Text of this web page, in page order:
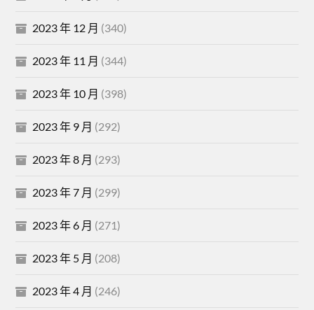
2023 年 12 月 (340)
2023 年 11 月 (344)
2023 年 10 月 (398)
2023 年 9 月 (292)
2023 年 8 月 (293)
2023 年 7 月 (299)
2023 年 6 月 (271)
2023 年 5 月 (208)
2023 年 4 月 (246)